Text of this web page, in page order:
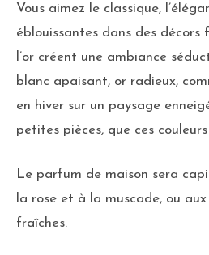
Vous aimez le classique,
éblouissantes dans des
l’or créent une ambiance
blanc apaisant, or radieux,
en hiver sur un paysage
petites pièces, que ces
Le parfum de maison sera
la rose et à la muscade, ou
fraîches.